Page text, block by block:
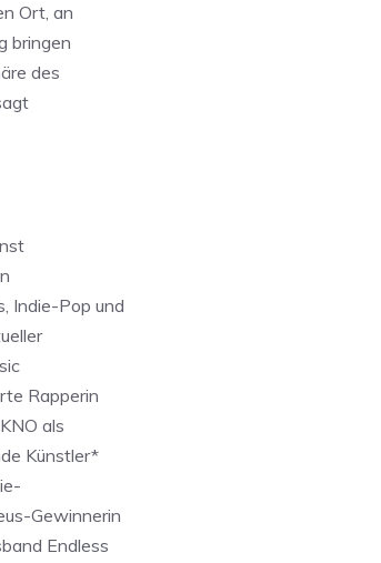
Ort, an
bringen
des
Indie-Pop und
Rapperin
als
Künstler*
Gewinnerin
Endless